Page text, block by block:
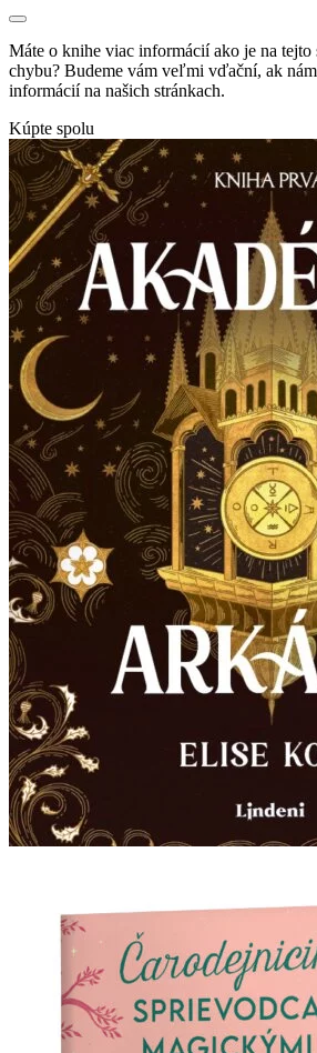
Máte o knihe viac informácií ako je na tejto
chybu? Budeme vám veľmi vďační, ak
informácií na našich stránkach.
Kúpte spolu